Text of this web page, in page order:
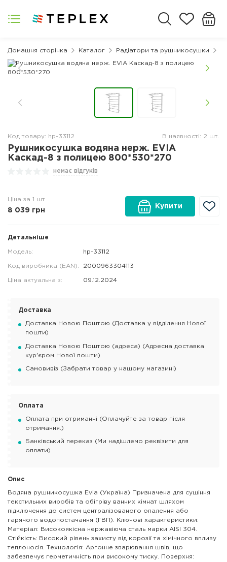
Домашня сторінка Каталог Радіатори та рушникосушки
Код товару: hp-33112 В наявності: 2 шт.
Рушникосушка водяна нерж. EVIA
Каскад-8 з полицею 800*530*270
немає відгуків
Ціна за 1 шт
8 039 грн
Купити
Детальніше
Модель: hp-33112
Код виробника (EAN): 2000963304113
Ціна актуальна з: 09.12.2024
Доставка
Доставка Новою Поштою (Доставка у відділення Нової
пошти)
Доставка Новою Поштою (адреса) (Адресна доставка
кур'єром Нової пошти)
Самовивіз (Забрати товар у нашому магазині)
Оплата
Оплата при отриманні (Оплачуйте за товар після
отримання.)
Банківський переказ (Ми надішлемо реквізити для
оплати)
Опис
Водяна рушникосушка Evia (Україна) Призначена для сушіння
текстильних виробів та обігріву ванних кімнат шляхом
підключення до систем централізованого опалення або
гарячого водопостачання (ГВП). Ключові характеристики:
Матеріал: Високоякісна нержавіюча сталь марки AISI 304.
Стійкість: Високий рівень захисту від корозії та хімічного впливу
теплоносія. Технологія: Аргонне зварювання швів, що
забезпечує герметичність при високому тиску. Поверхня: